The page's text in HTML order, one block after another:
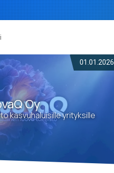
01.01.2026
Oy
kasvu­­haluisille yrityksille